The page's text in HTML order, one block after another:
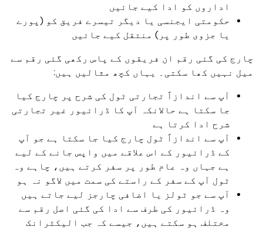
اداروں کو ادا کیے جائیں
حکومتی ایجنسی یا دیگر تیسرے فریق کو (پورے
یا جزوی طور پر) منتقل کیے جائیں
چارج کی گئی رقم ان فریقوں کے پاس رکھی گئی رقم سے
میل نہیں کھا سکتی۔ یہاں کچھ مثالیں ہیں:
آپ سے اندازاً تجارتی ٹول کی شرح پر چارج کیا
جا سکتا ہے حالانکہ آپ کا ڈرائیور غیر تجارتی
شرح ادا کرتا ہے
آپ سے اندازاً ٹول چارج کیا جا سکتا ہے جو آپ
کے ڈرائیور کے اس علاقے میں واپس جانے کے لیے
ہے جہاں وہ عام طور پر سفر کرتے ہیں، چاہے وہ
ٹول آپ کے سفر کے راستے کی سمت میں لاگو نہ ہو
آپ سے جو ٹولز یا اضافی چارجز لیے جاتے ہیں
وہ ڈرائیور کی طرف سے ادا کی گئی اصل رقم سے
مختلف ہو سکتے ہیں، جیسے کہ جب الیکٹرانک